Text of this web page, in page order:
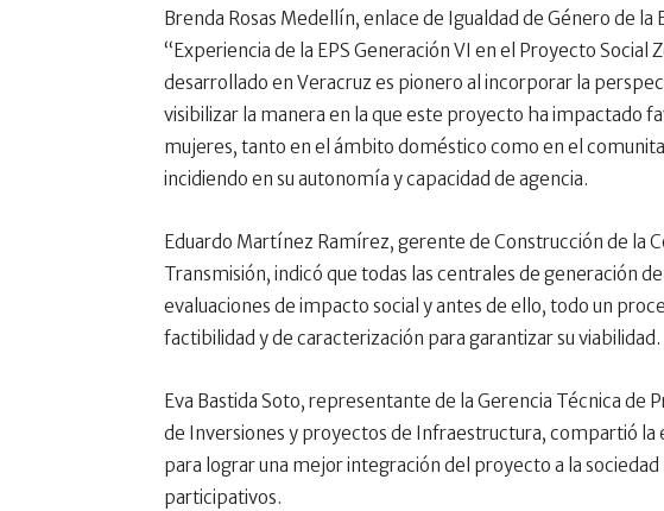
Brenda Rosas Medellín, enlace de Igualdad de Género de la
“Experiencia de la EPS Generación VI en el Proyecto
desarrollado en Veracruz es pionero al incorporar la
visibilizar la manera en la que este proyecto ha impactado
mujeres, tanto en el ámbito doméstico como en el
incidiendo en su autonomía y capacidad de agencia.
Eduardo Martínez Ramírez, gerente de Construcción de la
Transmisión, indicó que todas las centrales de generación
evaluaciones de impacto social y antes de ello, todo un
factibilidad y de caracterización para garantizar su viabilidad.
Eva Bastida Soto, representante de la Gerencia Técnica de
de Inversiones y proyectos de Infraestructura, compartió la
para lograr una mejor integración del proyecto a la
participativos.